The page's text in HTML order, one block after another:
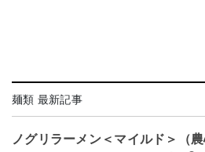
麺類 最新記事
ノグリラーメン＜マイルド＞（